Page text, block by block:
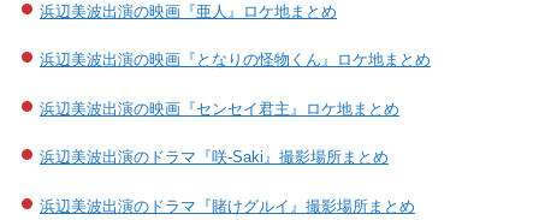
浜辺美波出演の映画『亜人』ロケ地まとめ
浜辺美波出演の映画『となりの怪物くん』ロケ地まとめ
浜辺美波出演の映画『センセイ君主』ロケ地まとめ
浜辺美波出演のドラマ『咲-Saki』撮影場所まとめ
浜辺美波出演のドラマ『賭けグルイ』撮影場所まとめ